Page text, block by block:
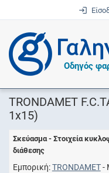
Οδηγός
TRONDAMET
1x15)
Σκεύασμα - Στοιχεία
διάθεσης
Εμπορική TRONDAMET